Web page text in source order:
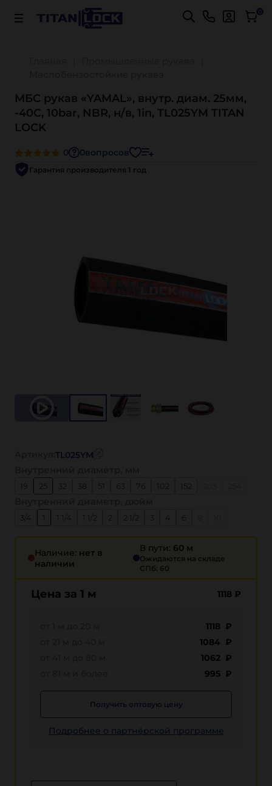
Важно! Для оплаты заказов Подробнее 0
МБС рукав «YAMAL», внутр. диам. 25мм,
-40C, 10bar, NBR, н/в, 1in, TL025YM TITAN
LOCK
0 0вопросов
Гарантия производителя 1 год
Наличие: нет в
наличии
В пути: 60 м
Ожидаются на складе
СПб: 60
Цена за 1 м 1118 ₽
1118 ₽
1084 ₽
1062 ₽
995 ₽
Получить оптовую цену
Подробнее о партнёрской программе
TL025YM
32 38 63 76
3/4 3 6